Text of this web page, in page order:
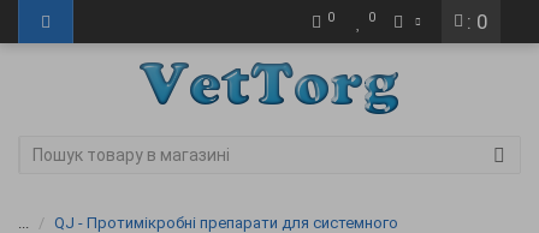
: 0
0 0
...
QJ - Протимікробні препарати для системного